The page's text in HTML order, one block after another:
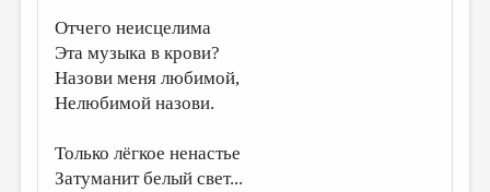
ОБЪЯВЛЕНИЯ
КОЛОНКА РЕДАКТОРА
РЕДКОЛЛЕГИЯ
МАЛАЯ ПРОЗА
Отчего неисцелима
Эта музыка в крови?
Назови меня любимой,
Нелюбимой назови.
Только лёгкое ненастье
Затуманит белый свет...